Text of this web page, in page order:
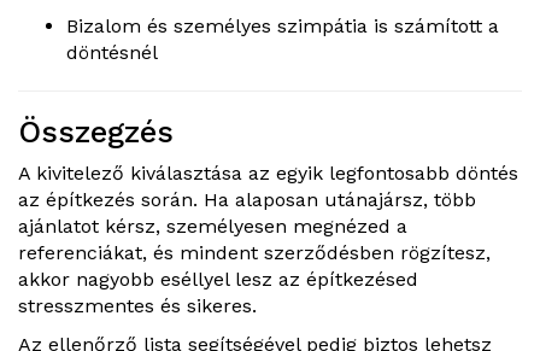
Bizalom és személyes szimpátia is számított a
döntésnél
Összegzés
A kivitelező kiválasztása az egyik legfontosabb döntés
az építkezés során. Ha alaposan utánajársz, több
ajánlatot kérsz, személyesen megnézed a
referenciákat, és mindent szerződésben rögzítesz,
akkor nagyobb eséllyel lesz az építkezésed
stresszmentes és sikeres.
Az ellenőrző lista segítségével pedig biztos lehetsz